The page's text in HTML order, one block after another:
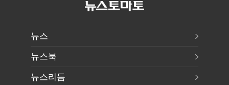
뉴스
뉴스북
뉴스리듬